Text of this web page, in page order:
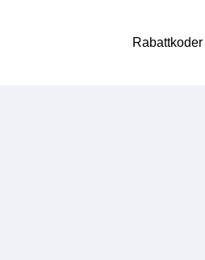
Rabattkoder